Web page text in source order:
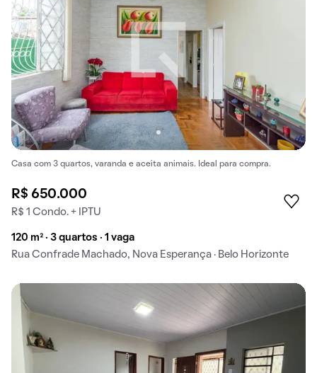
Casa com 3 quartos, varanda e aceita animais. Ideal para compra.
R$ 650.000
R$ 1 Condo. + IPTU
120 m² · 3 quartos · 1 vaga
Rua Confrade Machado, Nova Esperança · Belo Horizonte